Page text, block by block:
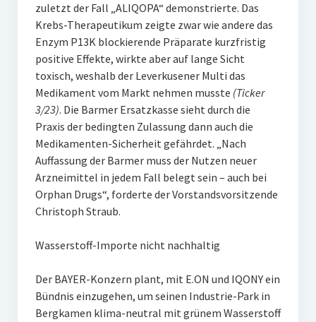
zuletzt der Fall „ALIQOPA“ demonstrierte. Das
Krebs-Therapeutikum zeigte zwar wie andere das
Enzym P13K blockierende Präparate kurzfristig
positive Effekte, wirkte aber auf lange Sicht
toxisch, weshalb der Leverkusener Multi das
Medikament vom Markt nehmen musste (Ticker
3/23). Die Barmer Ersatzkasse sieht durch die
Praxis der bedingten Zulassung dann auch die
Medikamenten-Sicherheit gefährdet. „Nach
Auffassung der Barmer muss der Nutzen neuer
Arzneimittel in jedem Fall belegt sein – auch bei
Orphan Drugs“, forderte der Vorstandsvorsitzende
Christoph Straub.
Wasserstoff-Importe nicht nachhaltig
Der BAYER-Konzern plant, mit E.ON und IQONY ein
Bündnis einzugehen, um seinen Industrie-Park in
Bergkamen klima-neutral mit grünem Wasserstoff